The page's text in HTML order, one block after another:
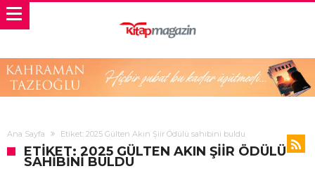
Ana Sayfa Etiket: 2025 Gülten Akın Şiir Ödülü sahibini buldu
ETIKET: 2025 GÜLTEN AKIN ŞIIR ÖDÜLÜ
SAHIBINI BULDU